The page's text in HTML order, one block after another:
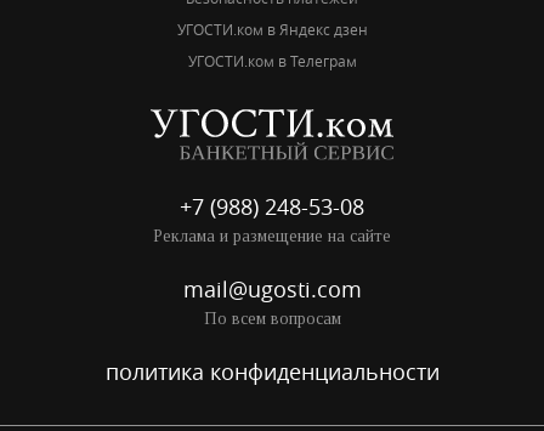
УГОСТИ.ком в Яндекс дзен
УГОСТИ.ком в Телеграм
+7 (988) 248-53-08
Реклама и размещение на сайте
mail@ugosti.com
По всем вопросам
политика конфиденциальности